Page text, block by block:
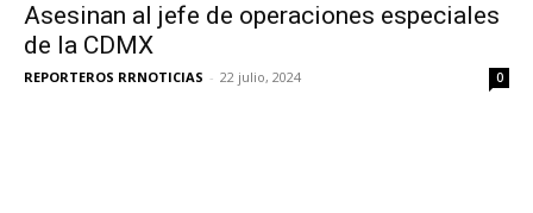
Asesinan al jefe de operaciones especiales
de la CDMX
REPORTEROS RRNOTICIAS - 22 julio, 2024 0